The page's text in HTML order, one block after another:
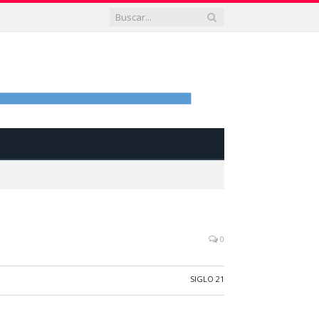
0
SIGLO 21